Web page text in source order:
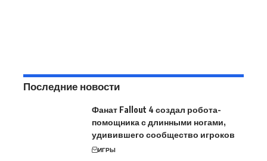
Последние новости
Фанат Fallout 4 создал робота-
помощника с длинными ногами,
удивившего сообщество игроков
ИГРЫ